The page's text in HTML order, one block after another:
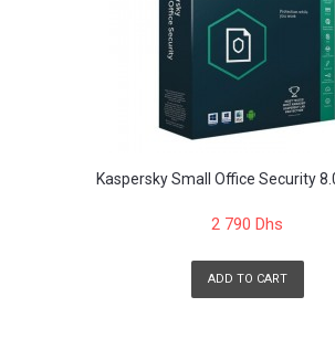
Kaspersky Small Office Security
2 790 Dhs
ADD TO CART